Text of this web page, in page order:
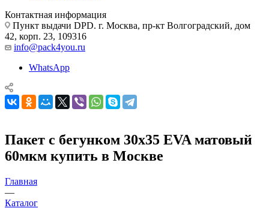
Контактная информация
Пункт выдачи DPD. г. Москва, пр-кт Волгоградский, дом
42, корп. 23, 109316
info@pack4you.ru
WhatsApp
Пакет с бегунком 30х35 EVA матовый
60мкм купить в Москве
Главная
—
Каталог